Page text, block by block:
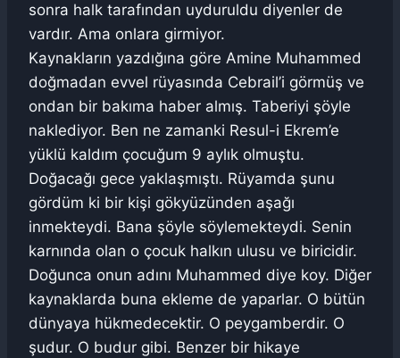
sonra halk tarafından uyduruldu diyenler de
vardır. Ama onlara girmiyor.
Kaynakların yazdığına göre Amine Muhammed
doğmadan evvel rüyasında Cebrail’i görmüş ve
ondan bir bakıma haber almış. Taberiyi şöyle
naklediyor. Ben ne zamanki Resul-i Ekrem’e
yüklü kaldım çocuğum 9 aylık olmuştu.
Doğacağı gece yaklaşmıştı. Rüyamda şunu
gördüm ki bir kişi gökyüzünden aşağı
inmekteydi. Bana şöyle söylemekteydi. Senin
karnında olan o çocuk halkın ulusu ve biricidir.
Doğunca onun adını Muhammed diye koy. Diğer
kaynaklarda buna ekleme de yaparlar. O bütün
dünyaya hükmedecektir. O peygamberdir. O
şudur. O budur gibi. Benzer bir hikaye